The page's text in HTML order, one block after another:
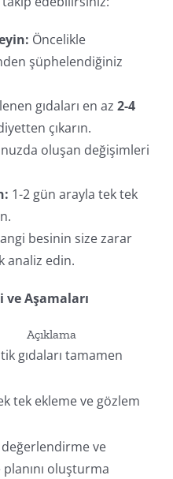
Öncelikle
şüphelendiğiniz
gıdaları en az 2-4
çıkarın.
oluşan değişimleri
1-2 gün arayla tek tek
besinin size zarar
analiz edin.
Aşamaları
Açıklama
gıdaları tamamen
tek ekleme ve gözlem
değerlendirme ve
oluşturma